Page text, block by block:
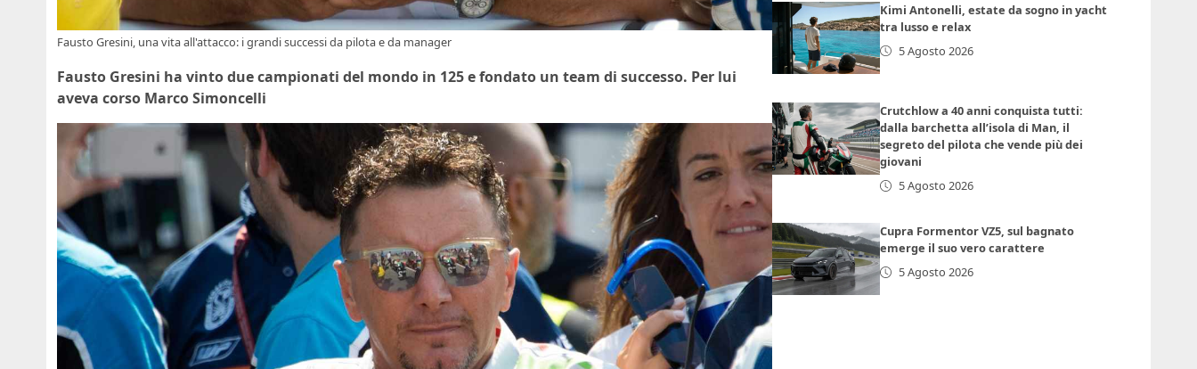
Fausto Gresini, una vita all'attacco: i grandi successi da pilota e da manager
Fausto Gresini ha vinto due campionati del mondo in 125 e fondato un team di successo. Per lui
aveva corso Marco Simoncelli
Kimi Antonelli, estate da sogno in yacht
tra lusso e relax
5 Agosto 2026
Crutchlow a 40 anni conquista tutti:
dalla barchetta all’isola di Man, il
segreto del pilota che vende più dei
giovani
5 Agosto 2026
Cupra Formentor VZ5, sul bagnato
emerge il suo vero carattere
5 Agosto 2026